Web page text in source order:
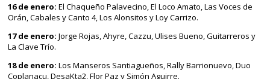
16 de enero: El Chaqueño Palavecino, El Loco Amato, Las Voces de
Orán, Cabales y Canto 4, Los Alonsitos y Loy Carrizo.
17 de enero: Jorge Rojas, Ahyre, Cazzu, Ulises Bueno, Guitarreros y
La Clave Trío.
18 de enero: Los Manseros Santiagueños, Rally Barrionuevo, Duo
Coplanacu, DesaKta2, Flor Paz y Simón Aguirre.